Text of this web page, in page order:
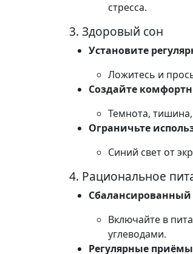
стресса.
3. Здоровый сон
Установите
Ложитесь и
Создайте
Темнота,
Ограничьте
Синий свет от
4. Рациональное
Включайте в
углеводами.
Регулярные